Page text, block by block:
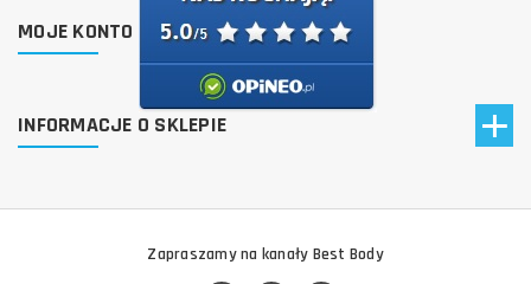
MOJE KONTO
INFORMACJE O SKLEPIE
Zapraszamy na kanały Best Body